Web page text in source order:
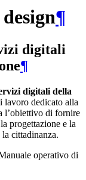
¶
digitali
¶
digitali della
lavoro dedicato alla
l’obiettivo di fornire
progettazione e la
cittadinanza.
operativo di